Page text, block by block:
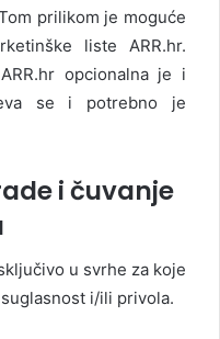
prilikom je moguće
liste ARR.hr.
opcionalna je i
se i potrebno je
i čuvanje
u svrhe za koje
i/ili privola.